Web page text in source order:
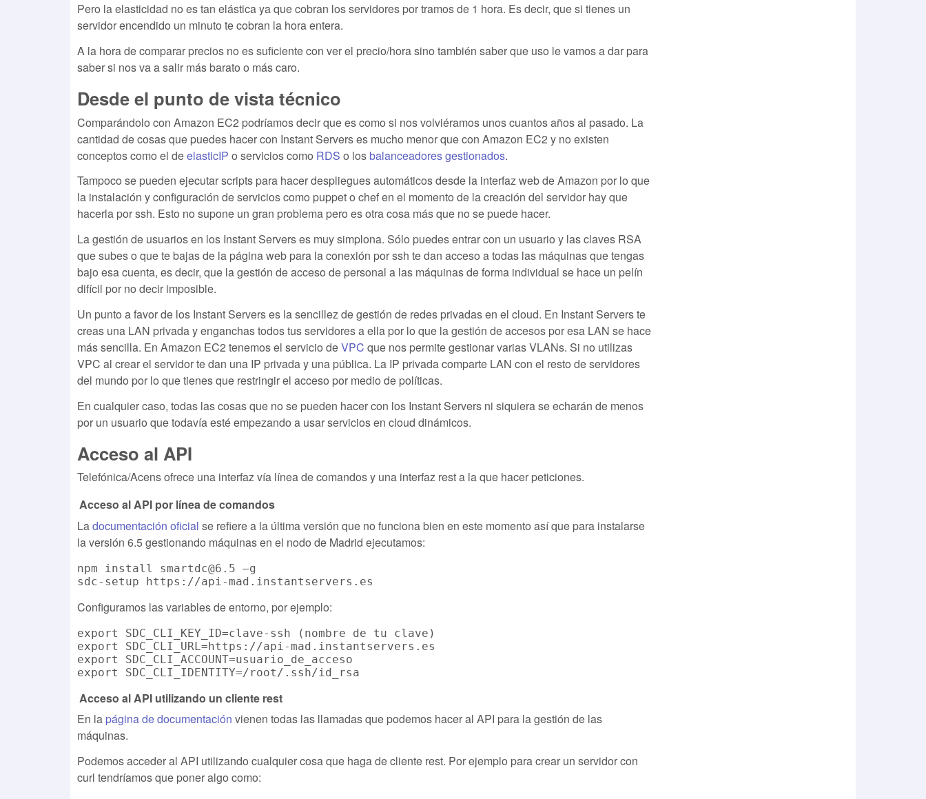
Pero la elasticidad no es tan elástica ya que cobran los servidores por tramos de 1 hora. Es decir, que si tienes un
servidor encendido un minuto te cobran la hora entera.
A la hora de comparar precios no es suficiente con ver el precio/hora sino también saber que uso le vamos a dar para
saber si nos va a salir más barato o más caro.
Desde el punto de vista técnico
Comparándolo con Amazon EC2 podríamos decir que es como si nos volviéramos unos cuantos años al pasado. La
cantidad de cosas que puedes hacer con Instant Servers es mucho menor que con Amazon EC2 y no existen
conceptos como el deelasticIP o servicios como RDS o los balanceadores gestionados.
Tampoco se pueden ejecutar scripts para hacer despliegues automáticos desde la interfaz web de Amazon por lo que
la instalación y configuración de servicios como puppet o chef en el momento de la creación del servidor hay que
hacerla por ssh. Esto no supone un gran problema pero es otra cosa más que no se puede hacer.
La gestión de usuarios en los Instant Servers es muy simplona. Sólo puedes entrar con un usuario y las claves RSA
que subes o que te bajas de la página web para la conexión por ssh te dan acceso a todas las máquinas que tengas
bajo esa cuenta, es decir, que la gestión de acceso de personal a las máquinas de forma individual se hace un pelín
difícil por no decir imposible.
Un punto a favor de los Instant Servers es la sencillez de gestión de redes privadas en el cloud. En Instant Servers te
creas una LAN privada y enganchas todos tus servidores a ella por lo que la gestión de accesos por esa LAN se hace
más sencilla. En Amazon EC2 tenemos el servicio deVPC que nos permite gestionar varias VLANs. Si no utilizas
VPC al crear el servidor te dan una IP privada y una pública. La IP privada comparte LAN con el resto de servidores
del mundo por lo que tienes que restringir el acceso por medio de políticas.
En cualquier caso, todas las cosas que no se pueden hacer con los Instant Servers ni siquiera se echarán de menos
por un usuario que todavía esté empezando a usar servicios en cloud dinámicos.
Acceso al API
Telefónica/Acens ofrece una interfaz vía línea de comandos y una interfaz rest a la que hacer peticiones.
Acceso al API por línea de comandos
Ladocumentación oficial se refiere a la última versión que no funciona bien en este momento así que para instalarse
la versión 6.5 gestionando máquinas en el nodo de Madrid ejecutamos:
npm install smartdc@6.5 –g
Configuramos las variables de entorno, por ejemplo:
export SDC_CLI_KEY_ID=clave-ssh (nombre de tu clave)
export SDC_CLI_URL=https://api-mad.instantservers.es
export SDC_CLI_ACCOUNT=usuario_de_acceso
Acceso al API utilizando un cliente rest
En la página de documentación vienen todas las llamadas que podemos hacer al API para la gestión de las
máquinas.
Podemos acceder al API utilizando cualquier cosa que haga de cliente rest. Por ejemplo para crear un servidor con
curl tendríamos que poner algo como: